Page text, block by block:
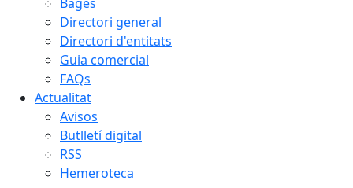
Directori general
Directori d'entitats
Guia comercial
FAQs
Actualitat
Avisos
Butlletí digital
RSS
Hemeroteca